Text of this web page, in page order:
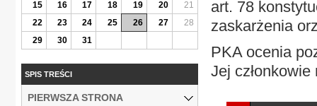
art. 78
zaskarżenia
PKA ocenia
Jej członkowie
15
16 17 18 19 20
21
22
23 24 25 26 27
28
29
30 31
SPIS TREŚCI
PIERWSZA STRONA